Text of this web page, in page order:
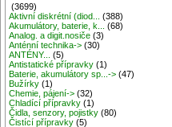
(3699)
Aktivní diskrétní (diod...
(388)
Akumulátory, baterie, k...
(68)
Analog. a digit.nosiče (3)
Anténní technika-> (30)
ANTÉNY...
(5)
Antistatické přípravky (1)
Baterie, akumulátory sp...-> (47)
Bužírky (1)
Chemie, pájení-> (32)
Chladící přípravky (1)
Čidla, senzory, pojistky (80)
Čistící přípravky (5)